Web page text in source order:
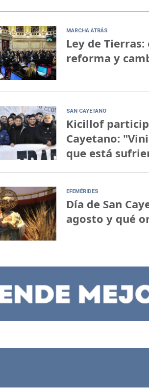
MARCHA ATRÁS
Ley de
reforma y
SAN CAYETANO
Kicillof
Cayetano:
que está
EFEMÉRIDES
Día de San
agosto y qué